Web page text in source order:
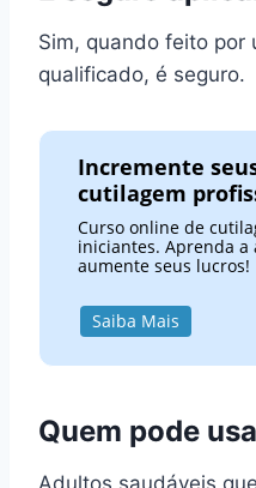
Sim, quando feito por
qualificado, é seguro.
Incremente
cutilagem
Curso online de
iniciantes. Aprenda
aumente seus lucros!
Saiba Mais
Quem pode
Adultos saudáveis